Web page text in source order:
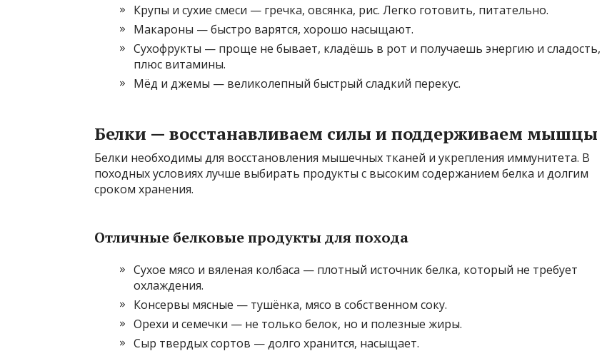
Крупы и сухие смеси — гречка, овсянка, рис. Легко готовить, питательно.
Макароны — быстро варятся, хорошо насыщают.
Сухофрукты — проще не бывает, кладёшь в рот и получаешь энергию и сладость,
плюс витамины.
Мёд и джемы — великолепный быстрый сладкий перекус.
Белки — восстанавливаем силы и поддерживаем мышцы
Белки необходимы для восстановления мышечных тканей и укрепления иммунитета. В
походных условиях лучше выбирать продукты с высоким содержанием белка и долгим
сроком хранения.
Отличные белковые продукты для похода
Сухое мясо и вяленая колбаса — плотный источник белка, который не требует
охлаждения.
Консервы мясные — тушёнка, мясо в собственном соку.
Орехи и семечки — не только белок, но и полезные жиры.
Сыр твердых сортов — долго хранится, насыщает.